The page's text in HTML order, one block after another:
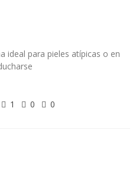
ideal para pieles atípicas o en
1 0 0